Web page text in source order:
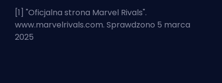
[1] "Oficjalna strona Marvel Rivals".
www.marvelrivals.com. Sprawdzono 5 marca
2025